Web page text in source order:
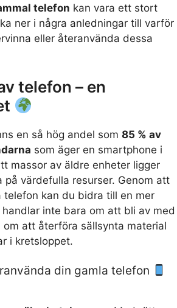
telefon kan vara ett stort
ner i några anledningar till varför
eller återanvända dessa
telefon – en
en så hög andel som 85 % av
som äger en smartphone i
massor av äldre enheter ligger
på värdefulla resurser. Genom att
telefon kan du bidra till en mer
inte bara om att bli av med
om att återföra sällsynta material
i kretsloppet.
din gamla telefon